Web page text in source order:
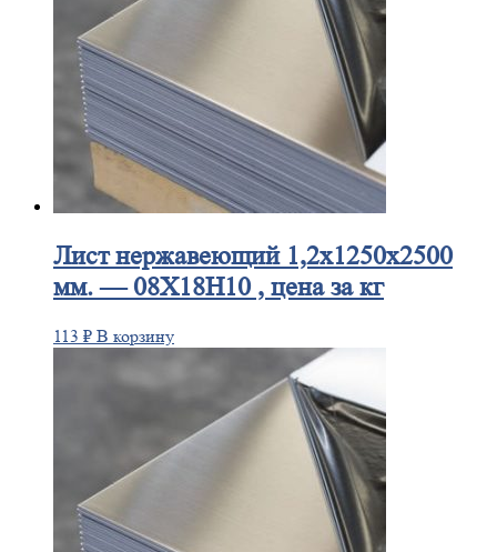
Листнержавеющий 1,2x1250x2500
мм. — 08Х18Н10 , цена за кг
113 ₽ В корзину